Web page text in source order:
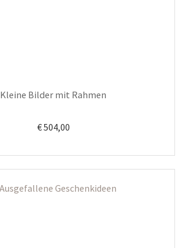
Kleine Bilder mit Rahmen
€504,00